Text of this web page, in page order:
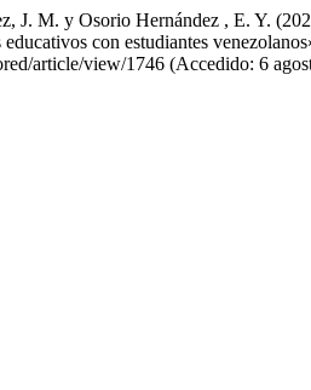
J. M. y Osorio Hernández , E. Y.
con estudiantes
article/view/1746 (Accedido: 6